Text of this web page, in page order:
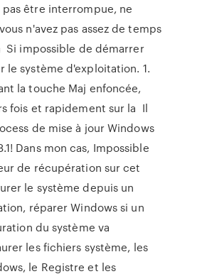
être interrompue, ne
n'avez pas assez de temps
impossible de démarrer
le système d'exploitation. 1.
la touche Maj enfoncée,
fois et rapidement sur la Il
de mise à jour Windows
Dans mon cas, Impossible
de récupération sur cet
le système depuis un
réparer Windows si un
du système va
les fichiers système, les
le Registre et les